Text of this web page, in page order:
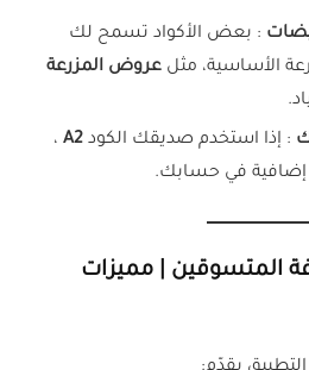
: بعض الأكواد تسمح لك
الأساسية، مثل عروض المزرعة
: إذا استخدم صديقك الكود A2 ،
في حسابك.
المتسوقين | مميزات